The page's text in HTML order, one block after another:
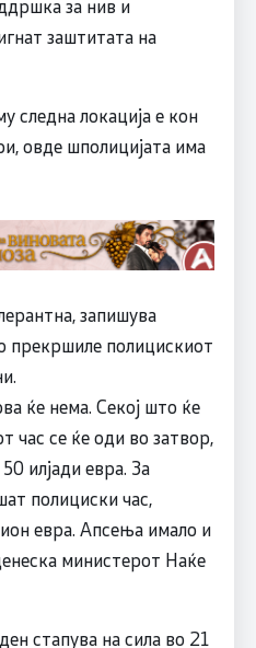
за нив и
заштитата на
следна локација е кон
овде шполицијата има
запишува
прекршиле полицискиот
ќе нема. Секој што ќе
час се ќе оди во затвор,
илјади евра. За
полициски час,
евра. Апсења имало и
министерот Наќе
стапува на сила во 21